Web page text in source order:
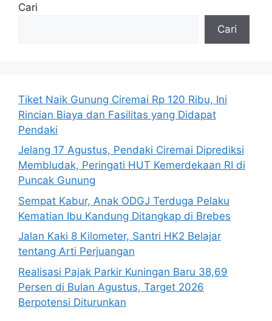
Cari
Cari
Tiket Naik Gunung Ciremai Rp 120 Ribu, Ini
Rincian Biaya dan Fasilitas yang Didapat
Pendaki
Jelang 17 Agustus, Pendaki Ciremai Diprediksi
Membludak, Peringati HUT Kemerdekaan RI di
Puncak Gunung
Sempat Kabur, Anak ODGJ Terduga Pelaku
Kematian Ibu Kandung Ditangkap di Brebes
Jalan Kaki 8 Kilometer, Santri HK2 Belajar
tentang Arti Perjuangan
Realisasi Pajak Parkir Kuningan Baru 38,69
Persen di Bulan Agustus, Target 2026
Berpotensi Diturunkan